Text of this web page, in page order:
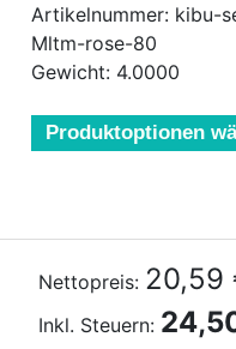
Artikelnummer: kibu-
Mltm-rose-80
Gewicht: 4.0000
Produktoptionen
Nettopreis: 20,59
Inkl. Steuern: